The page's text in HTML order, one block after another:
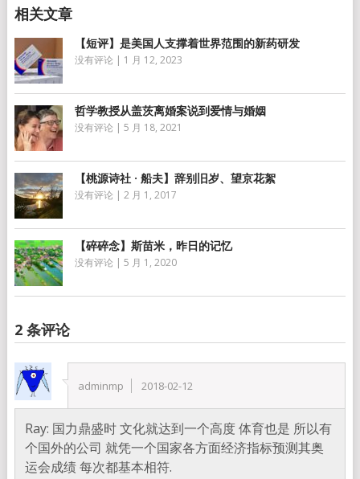
【短评】是美国人支撑着世界范围的新药研发
没有评论 | 1 月 12, 2023
哲学教授从盖茨离婚案说到爱情与婚姻
没有评论 | 5 月 18, 2021
【桃源诗社 · 船夫】辞别旧岁、望京花絮
没有评论 | 2 月 1, 2017
【碎碎念】斯苗米，昨日的记忆
没有评论 | 5 月 1, 2020
2 条评论
adminmp 2018-02-12
Ray: 国力鼎盛时 文化就达到一个高度 体育也是 所以有
个国外的公司 就凭一个国家各方面经济指标预测其奥
运会成绩 每次都基本相符.